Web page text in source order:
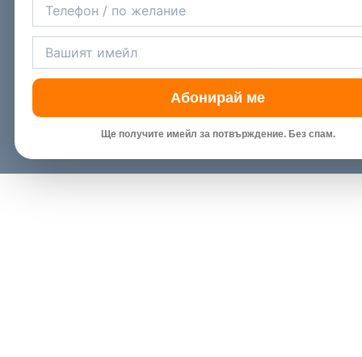
Абонирай ме
Ще получите имейл за потвърждение. Без спам.